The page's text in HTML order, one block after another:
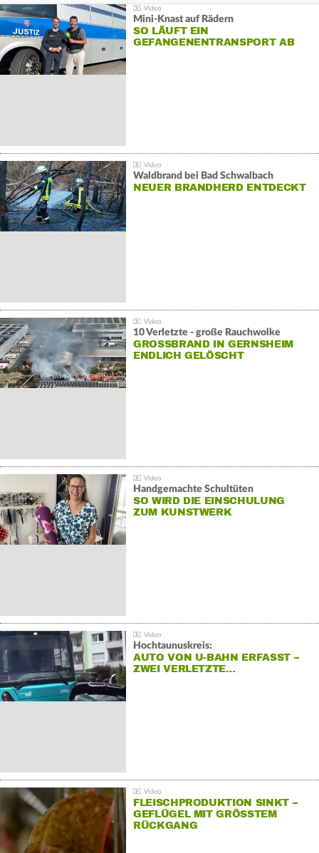
Mini-Knast auf Rädern
SO LÄUFT EIN
GEFANGENENTRANSPORT AB
Waldbrand bei Bad Schwalbach
NEUER BRANDHERD ENTDECKT
10 Verletzte - große Rauchwolke
GROSSBRAND IN GERNSHEIM E
NDLICH GELÖSCHT
Handgemachte Schultüten
SO WIRD DIE EINSCHULUNG
ZUM KUNSTWERK
Hochtaunuskreis:
AUTO VON U-BAHN ERFASST –
ZWEI VERLETZTE…
FLEISCHPRODUKTION SINKT –
GEFLÜGEL MIT GRÖSSTEM R
ÜCKGANG